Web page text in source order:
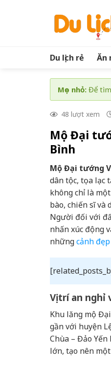
Du lịch rẻ Ăn
Mẹo nhỏ: Để
48 lượt xem
Mộ Đại
Bình
Mộ Đại tướng
dân tộc, tọa lạc
không chỉ là
bào, chiến sĩ
Người đối với
nhấn xúc động
nhữngcảnh
Vị trí an nghỉ
Khu lăng mộ
gần với huyện
Chùa – Đảo
lớn, tạo nên